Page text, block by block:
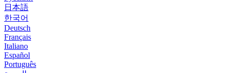
日本語
한국어
Deutsch
Français
Italiano
Español
Português